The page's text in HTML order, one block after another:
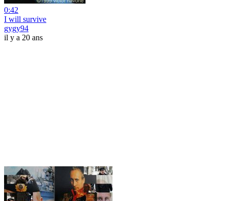
0:42
I will survive
gygy94
il y a 20 ans